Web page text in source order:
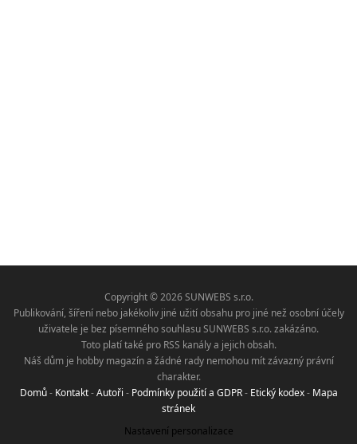
Copyright © 2026 SUNWEBS s.r.o.
Publikování, šíření nebo jakékoliv jiné užití obsahu pro jiné než osobní účely
uživatele je bez písemného souhlasu SUNWEBS s.r.o. zakázáno.
Toto platí také pro RSS kanály a jejich obsah.
Náš dům je hobby magazín a žádné rady nemohou mít závazný právní
charakter.
Domů- Kontakt-Autoři - Podmínky použití a GDPR- Etický kodex- Mapa
stránek
Nastavení personalizace